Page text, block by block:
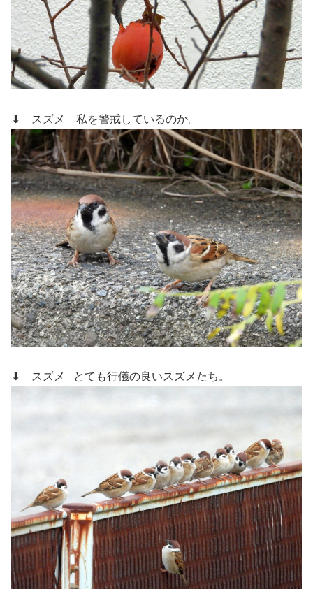
⬇ スズメ 私を警戒しているのか。
⬇ スズメ とても行儀の良いスズメたち。